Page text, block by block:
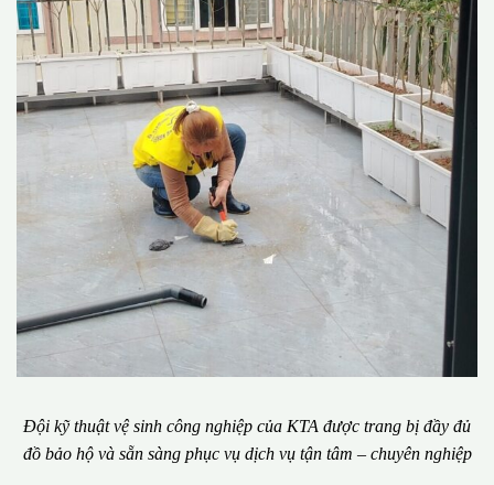
Đội kỹ thuật vệ sinh công nghiệp của KTA được trang bị đầy đủ
đồ bảo hộ và sẵn sàng phục vụ dịch vụ tận tâm – chuyên nghiệp